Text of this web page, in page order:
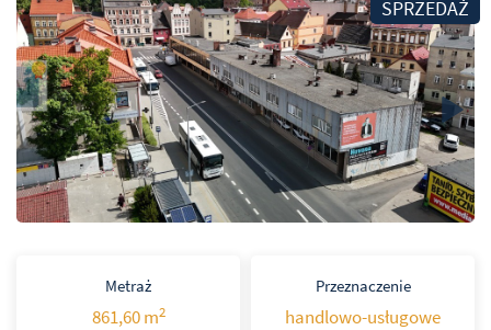
SPRZEDAŻ
Metraż
861,60 m2
Przeznaczenie
handlowo-usługowe